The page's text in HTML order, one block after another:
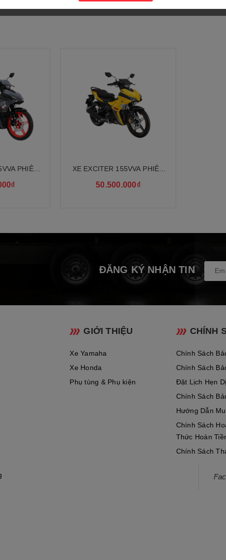
liệu (l/100km)
lửa
110mm x
năng bám côn, chống trượt côn.
bó cứng bánh sau khi dồn số ở tốc độ cao.
Lửa Tùy Biến Theo Cấp Số Tương Tự YZF-R1
PHIÊN
OF STREET
XE EXCITER 155VVA PHIÊN
BẢN CAO CẤP MÀU MỚI
50.500.000₫
ĐĂNG KÝ NHẬN TIN
GIỚI THIỆU
Xe Yamaha
Xe Honda
Phụ tùng & Phụ kiện
CHÍNH
Chính Sách
Chính Sách
Đặt Lịch Hẹn
Chính Sách
Hướng Dẫn
Chính Sách
Thức Hoàn
Chính Sách